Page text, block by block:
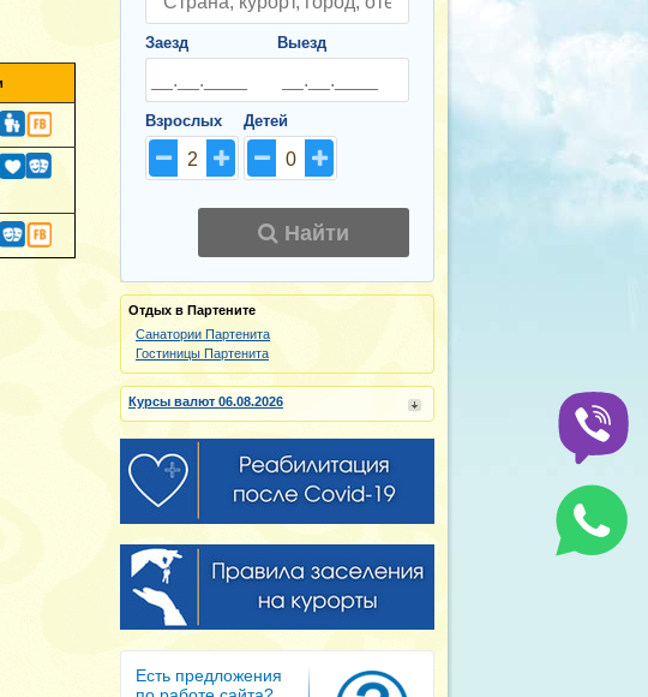
Заезд Выезд
Взрослых
2
Детей
0
Найти
Отдых в Партените
Санатории Партенита
Гостиницы Партенита
Курсы валют 06.08.2026
Есть предложения